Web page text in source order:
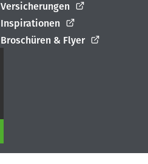
Versicherungen
Inspirationen
Broschüren & Flyer